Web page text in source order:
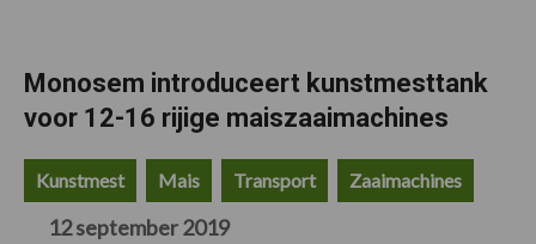
Monosem introduceert kunstmesttank
voor 12-16 rijige maiszaaimachines
Kunstmest Mais Transport Zaaimachines
12 september 2019